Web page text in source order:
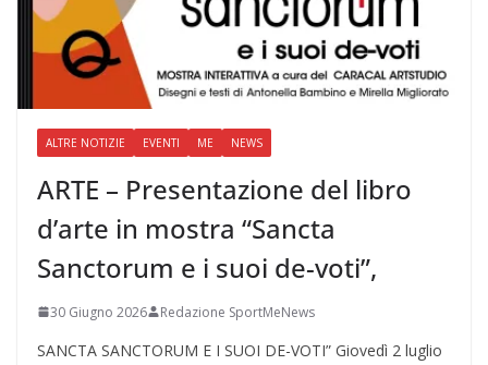
ALTRE NOTIZIE EVENTI ME NEWS
ARTE – Presentazione del libro
d’arte in mostra “Sancta
Sanctorum e i suoi de-voti”,
30 Giugno 2026 Redazione SportMeNews
SANCTA SANCTORUM E I SUOI DE-VOTI” Giovedì 2 luglio